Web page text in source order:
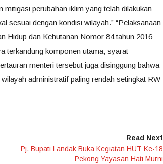
perubahan iklim yang telah dilakukan
sesuai dengan kondisi wilayah.” “Pelaksanaan
Hidup dan Kehutanan Nomor 84 tahun 2016
terkandung komponen utama, syarat
menteri tersebut juga disinggung bahwa
administratif paling rendah setingkat RW
Read Next
Pj. Bupati Landak Buka Kegiatan HUT Ke-18
Pekong Yayasan Hati Murni